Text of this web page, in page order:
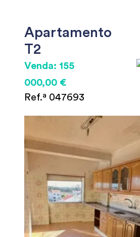
Apartamento
T2
Venda: 155
000,00 €
Ref.ª 047693